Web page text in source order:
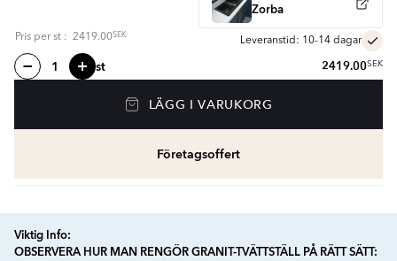
Zorba
Pris per st : 2419.00SEK
Leveranstid: 10-14 dagar
st 2419.00SEK
LÄGG I VARUKORG
Företagsoffert
Viktig Info:
OBSERVERA HUR MAN RENGÖR GRANIT-TVÄTTSTÄLL PÅ RÄTT SÄTT: